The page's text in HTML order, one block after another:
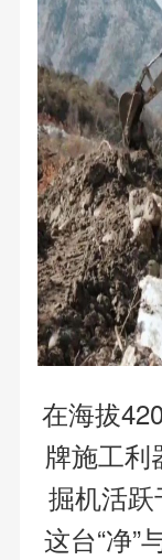
在海拔
牌施工利
掘机活跃
这台“净”